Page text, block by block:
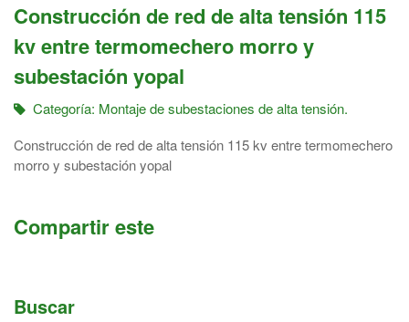
Construcción de red de alta tensión 115
kv entre termomechero morro y
subestación yopal
Categoría: Montaje de subestaciones de alta tensión.
Construcción de red de alta tensión 115 kv entre termomechero
morro y subestación yopal
Compartir este
Buscar